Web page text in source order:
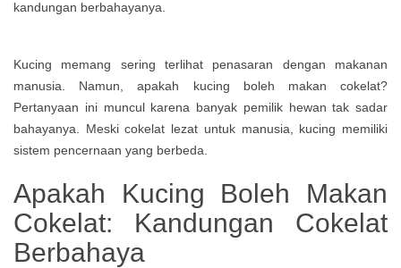
Kucing memang sering terlihat penasaran dengan makanan
manusia. Namun, apakah kucing boleh makan cokelat?
Pertanyaan ini muncul karena banyak pemilik hewan tak sadar
bahayanya. Meski cokelat lezat untuk manusia, kucing memiliki
sistem pencernaan yang berbeda.
Apakah Kucing Boleh Makan
Cokelat: Kandungan Cokelat
Berbahaya